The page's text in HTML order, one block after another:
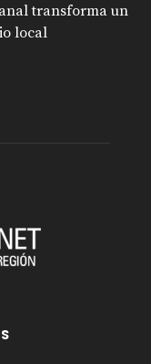
transforma un
local